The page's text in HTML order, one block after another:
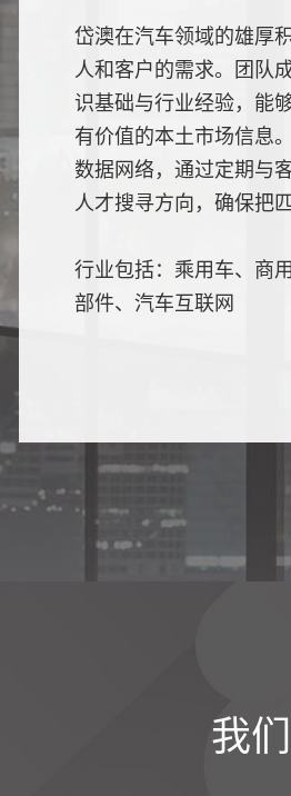
岱澳在汽车领域的雄厚
人和客户的需求。团队
识基础与行业经验，能
有价值的本土市场信息
数据网络，通过定期与
人才搜寻方向，确保把
行业包括：乘用车、商
部件、汽车互联网
我